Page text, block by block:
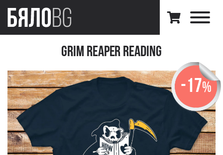
Grim Reaper Reading
-17%